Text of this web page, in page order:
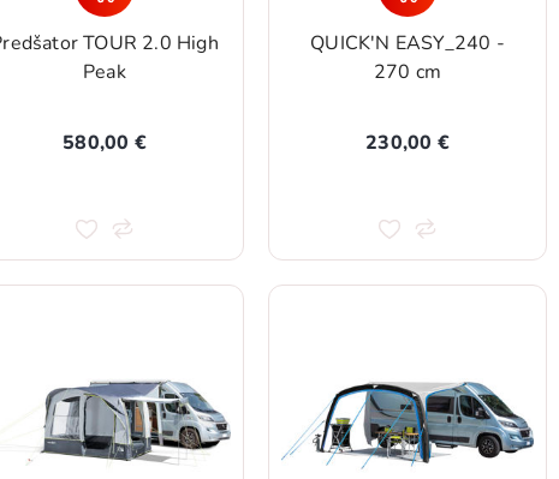
TOUR 2.0 High
Peak
580,00 €
QUICK'N EASY_240 -
270 cm
230,00 €